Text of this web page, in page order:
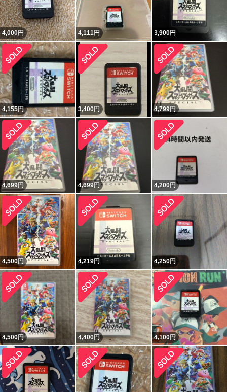
4,000円 4,111円 3,900円
4,155円 3,400円 4,799円
4,699円 4,699円 4,200円
4,500円 4,219円 4,250円
4,500円 4,400円 4,100円